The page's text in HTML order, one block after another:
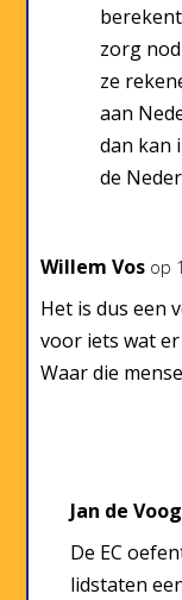
zorg
ze
aan
dan kan
de
Willem Vos op
Het is dus een
voor iets wat
Waar die
Jan de
De EC
lidstaten